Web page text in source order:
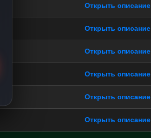
Открыть описание
Открыть описание
Открыть описание
Открыть описание
Открыть описание
Открыть описание